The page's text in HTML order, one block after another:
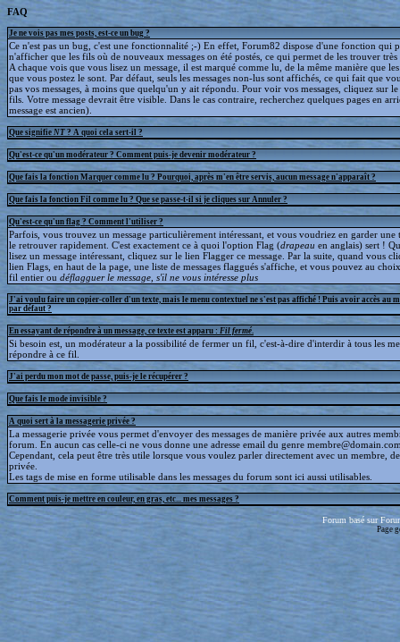
FAQ
Je ne vois pas mes posts, est-ce un bug ?
Ce n'est pas un bug, c'est une fonctionnalité ;-) En effet, Forum82 dispose d'une fonction qui
n'afficher que les fils où de nouveaux messages on été postés, ce qui permet de les trouver
A chaque vois que vous lisez un message, il est marqué comme lu, de la même manière que les
que vous postez le sont. Par défaut, seuls les messages non-lus sont affichés, ce qui fait que
pas vos messages, à moins que quelqu'un y ait répondu. Pour voir vos messages, cliquez sur
fils. Votre message devrait être visible. Dans le cas contraire, recherchez quelques pages en
message est ancien).
Que signifie NT ? A quoi cela sert-il ?
Qu'est-ce qu'un modérateur ? Comment puis-je devenir modérateur ?
Que fais la fonction Marquer comme lu ? Pourquoi, après m'en être servis, aucun message n'apparaît ?
Que fais la fonction Fil comme lu ? Que se passe-t-il si je cliques sur Annuler ?
Qu'est-ce qu'un flag ? Comment l'utiliser ?
Parfois, vous trouvez un message particulièrement intéressant, et vous voudriez en garder une
le retrouver rapidement. C'est exactement ce à quoi l'option Flag (drapeau en anglais) sert !
lisez un message intéressant, cliquez sur le lien Flagger ce message. Par la suite, quand vous
lien Flags, en haut de la page, une liste de messages flaggués s'affiche, et vous pouvez au
fil entier ou déflagguerle message, s'il ne vous intéresse plus
J'ai voulu faire un copier-coller d'un texte, mais le menu contextuel ne s'est pas affiché ! Puis avoir accès au
par défaut ?
En essayant de répondre à un message, ce texte est apparu : Fil fermé
Si besoin est, un modérateur a la possibilité de fermer un fil, c'est-à-dire d'interdir à tous les
répondre à ce fil.
J'ai perdu mon mot de passe, puis-je le récupérer ?
Que fais le mode invisible ?
A quoi sert à la messagerie privée ?
La messagerie privée vous permet d'envoyer des messages de manière privée aux autres
forum. En aucun cas celle-ci ne vous donne une adresse email du genre
Cependant, cela peut être très utile lorsque vous voulez parler directement avec un membre,
privée.
Les tags de mise en forme utilisable dans les messages du forum sont ici aussi utilisables.
Comment puis-je mettre en couleur, en gras, etc... mes messages ?
Forum basé sur
Page